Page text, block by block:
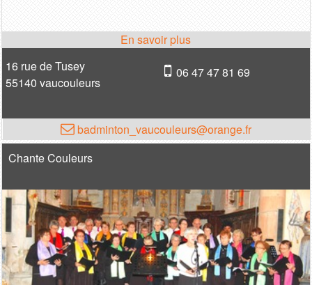
16 rue de Tusey
55140 vaucouleurs
06 47 47 81 69
badminton_vaucouleurs@orange.fr
Chante Couleurs